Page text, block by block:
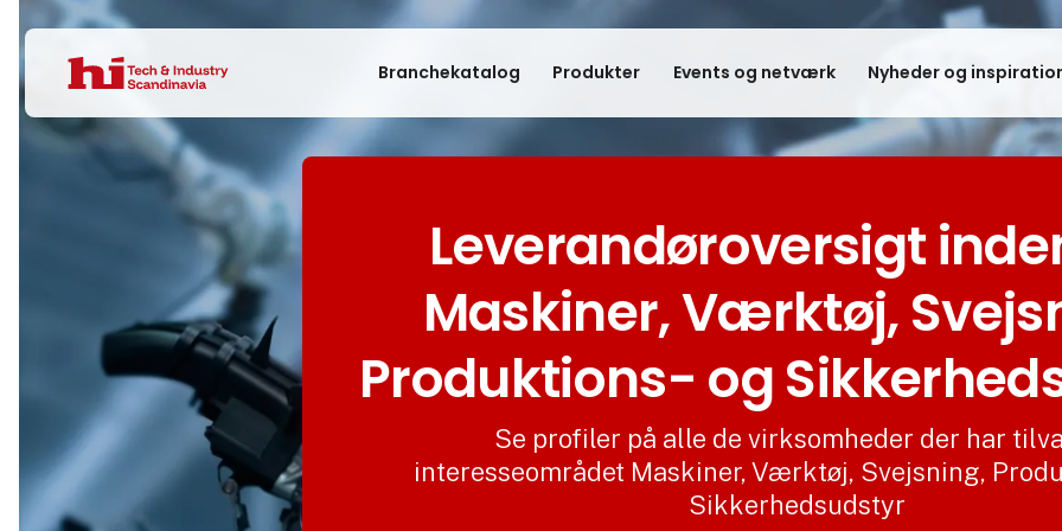
Branchekatalog Produkter Events og netværk Nyheder og
Leverandøroversigt
Maskiner, Værktøj,
Produktions- og
Se profiler på alle de virksomheder der har
interesseområdet Maskiner, Værktøj, Svejsning,
Sikkerhedsudstyr